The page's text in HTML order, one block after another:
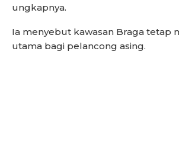
ungkapnya.
Ia menyebut kawasan Braga tetap
utama bagi pelancong asing.